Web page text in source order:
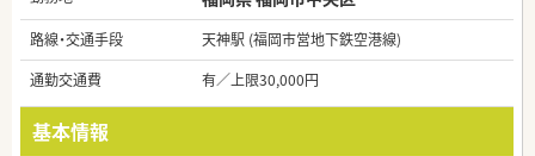
路線・交通手段
天神駅 (福岡市営地下鉄空港線)
通勤交通費
有／上限30,000円
基本情報